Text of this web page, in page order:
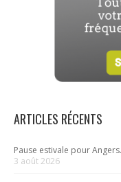
ARTICLES RÉCENTS
Pause estivale pour
3 août 2026